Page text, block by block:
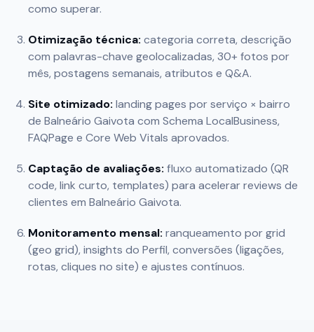
como superar.
Otimização técnica: categoria correta, descrição
com palavras-chave geolocalizadas, 30+ fotos por
mês, postagens semanais, atributos e Q&A.
Site otimizado: landing pages por serviço × bairro
de Balneário Gaivota com Schema LocalBusiness,
FAQPage e Core Web Vitals aprovados.
Captação de avaliações: fluxo automatizado (QR
code, link curto, templates) para acelerar reviews de
clientes em Balneário Gaivota.
Monitoramento mensal: ranqueamento por grid
(geo grid), insights do Perfil, conversões (ligações,
rotas, cliques no site) e ajustes contínuos.